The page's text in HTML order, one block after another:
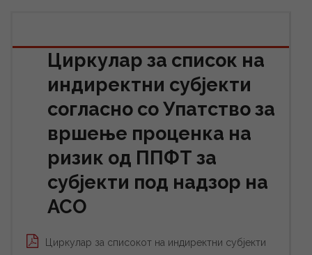
Циркулар за список на
индиректни субјекти
согласно со Упатство за
вршење проценка на
ризик од ППФТ за
субјекти под надзор на
АСО
Циркулар за списокот на индиректни субјекти